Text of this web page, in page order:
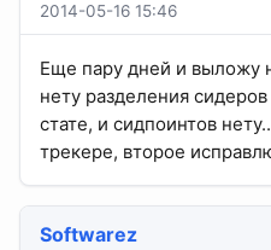
2014-05-16 15:46
Еще пару дней и выложу
нету разделения
стате, и сидпоинтов
трекере, второе
Softwarez